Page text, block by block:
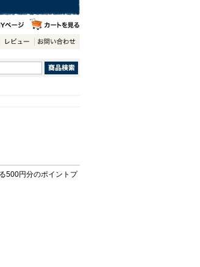
500円分のポイントプ